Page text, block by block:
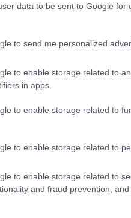
data to be sent to Google for
to send me personalized
to enable storage related to
in apps.
to enable storage related to
to enable storage related to
to enable storage related to
and fraud prevention, and